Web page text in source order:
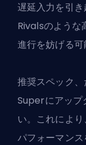
遅延入力を引
Rivalsのような
進行を妨げる可
推奨スペック
Superにアップ
い。これによ
パフォーマン